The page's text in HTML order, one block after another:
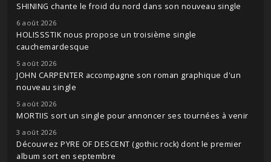
SHINING chante le froid du nord dans son nouveau single
6 août 2026
HOLISSSTIK nous propose un troisième single
cauchemardesque
5 août 2026
JOHN CARPENTER accompagne son roman graphique d'un
nouveau single
5 août 2026
MORTIIS sort un single pour annoncer ses tournées à venir
3 août 2026
Découvrez PYRE OF DESCENT (gothic rock) dont le premier
album sort en septembre